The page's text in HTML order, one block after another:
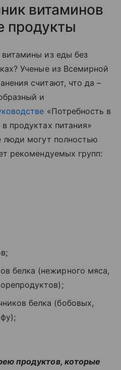
витаминов
продукты
из еды без
Ученые из Всемирной
считают, что да –
и
«Потребность в
продуктах питания»
люди могут полностью
рекомендуемых групп:
белка (нежирного мяса,
белка (бобовых,
продуктов, которые